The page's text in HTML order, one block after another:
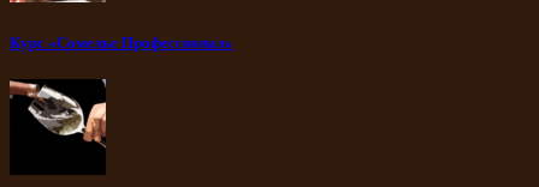
Курс «Сомелье Профессионал»